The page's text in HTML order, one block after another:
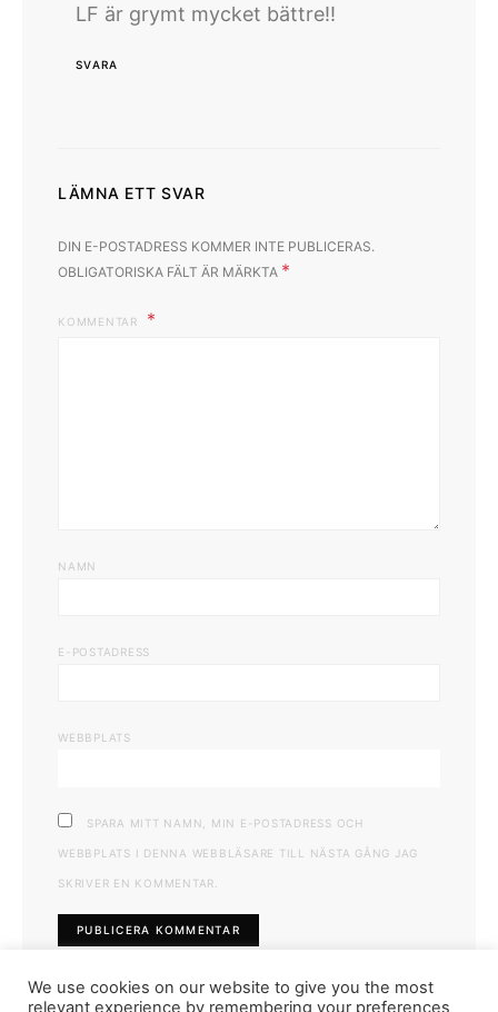
LF är grymt mycket bättre!!
SVARA
LÄMNA ETT SVAR
DIN E-POSTADRESS KOMMER INTE PUBLICERAS.
OBLIGATORISKA FÄLT ÄR MÄRKTA *
KOMMENTAR
NAMN
E-POSTADRESS
WEBBPLATS
SPARA MITT NAMN, MIN E-POSTADRESS OCH
WEBBPLATS I DENNA WEBBLÄSARE TILL NÄSTA GÅNG JAG
SKRIVER EN KOMMENTAR.
We use cookies on our website to give you the most
relevant experience by remembering your preferences